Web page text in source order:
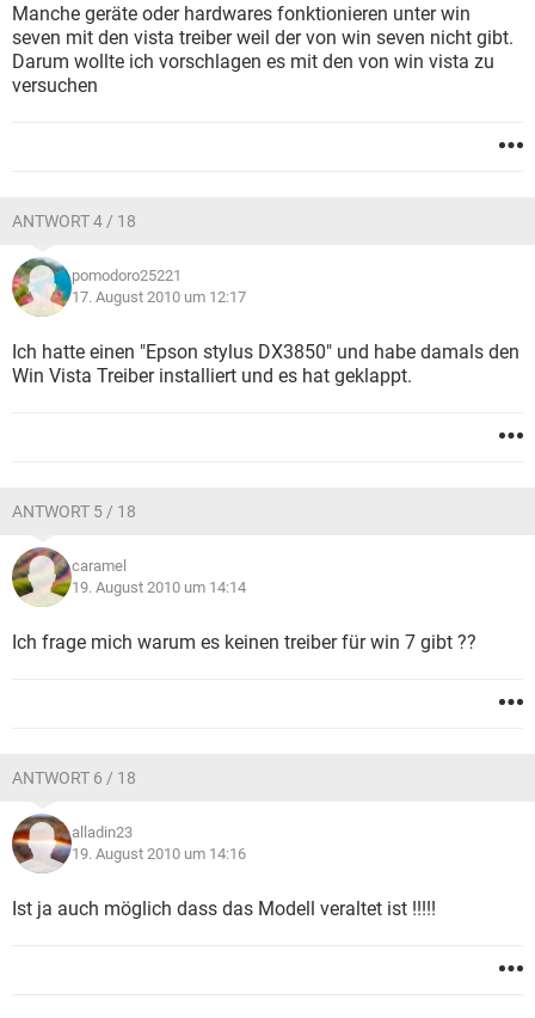
Manche geräte oder hardwares fonktionieren unter win
seven mit den vista treiber weil der von win seven nicht gibt.
Darum wollte ich vorschlagen es mit den von win vista zu
versuchen
ANTWORT 4 / 18
pomodoro25221
17. August 2010 um 12:17
Ich hatte einen "Epson stylus DX3850" und habe damals den
Win Vista Treiber installiert und es hat geklappt.
ANTWORT 5 / 18
caramel
19. August 2010 um 14:14
Ich frage mich warum es keinen treiber für win 7 gibt ??
ANTWORT 6 / 18
alladin23
19. August 2010 um 14:16
Ist ja auch möglich dass das Modell veraltet ist !!!!!